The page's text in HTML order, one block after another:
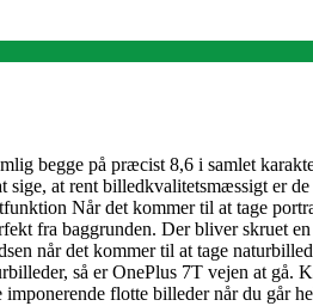
begge på præcist 8,6 i samlet
at rent billedkvalitetsmæssigt er
Når det kommer til at tage
fra baggrunden. Der bliver skruet
når det kommer til at tage
så er OnePlus 7T vejen at gå.
flotte billeder når du går